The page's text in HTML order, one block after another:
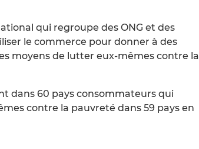
qui regroupe des ONG et des
le commerce pour donner à des
moyens de lutter eux-mêmes contre la
dans 60 pays consommateurs qui
contre la pauvreté dans 59 pays en